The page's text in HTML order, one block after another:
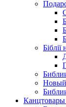
Біблії
Новый
Канцтовары